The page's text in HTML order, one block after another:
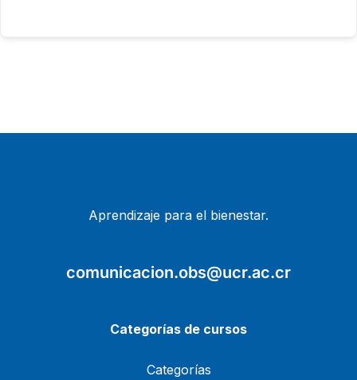
Aprendizaje para el bienestar.
comunicacion.obs@ucr.ac.cr
Categorías de cursos
Categorías